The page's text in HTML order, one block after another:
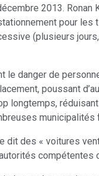
2013. Ronan
pour les
(plusieurs
le danger de
poussant
longtemps,
dit des « voitures
compétentes